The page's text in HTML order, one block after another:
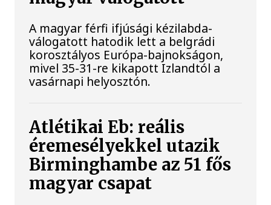
A magyar férfi ifjúsági kézilabda-
válogatott hatodik lett a belgrádi
korosztályos Európa-bajnokságon,
mivel 35-31-re kikapott Izlandtól a
vasárnapi helyosztón.
Atlétikai Eb: reális
éremesélyekkel utazik
Birminghambe az 51 fős
magyar csapat